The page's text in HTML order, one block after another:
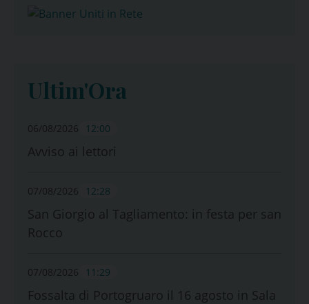
Ultim'Ora
06/08/2026 12:00
Avviso ai lettori
07/08/2026 12:28
San Giorgio al Tagliamento: in festa per san
Rocco
07/08/2026 11:29
Fossalta di Portogruaro il 16 agosto in Sala